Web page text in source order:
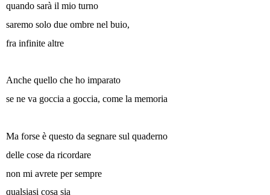
quando sarà il mio turno
saremo solo due ombre nel buio,
fra infinite altre
Anche quello che ho imparato
se ne va goccia a goccia, come la memoria
Ma forse è questo da segnare sul quaderno
delle cose da ricordare
non mi avrete per sempre
qualsiasi cosa sia